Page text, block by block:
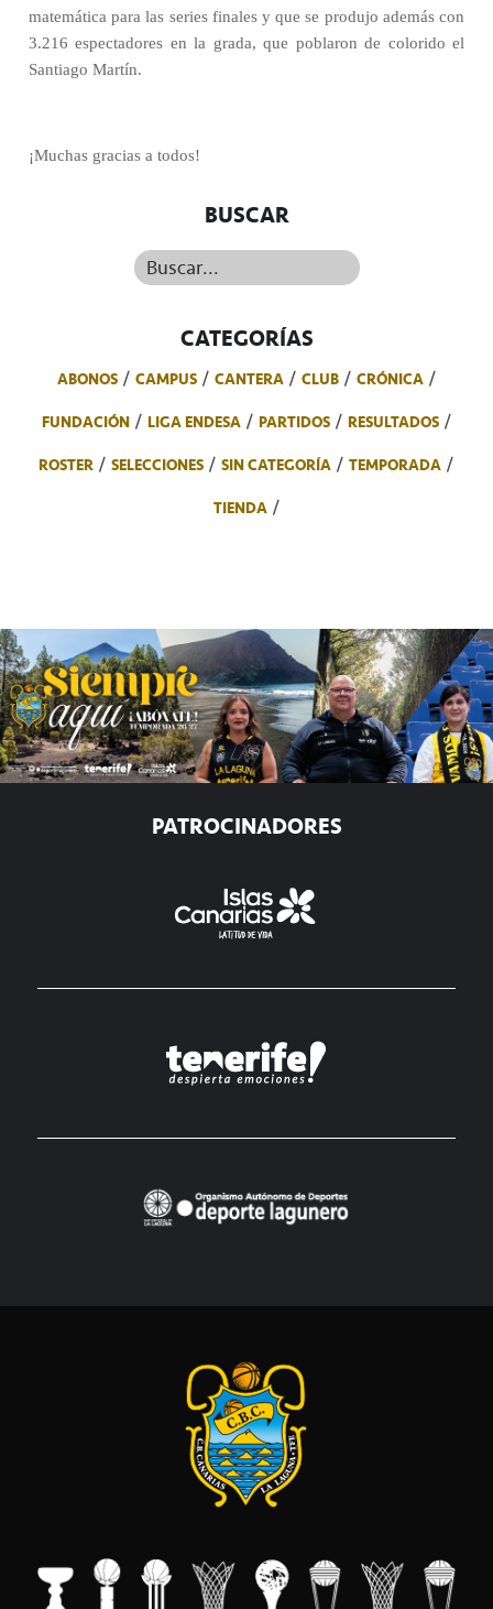
matemática para las series finales y que se produjo además con
3.216 espectadores en la grada, que poblaron de colorido el
Santiago Martín.
¡Muchas gracias a todos!
BUSCAR
Buscar...
CATEGORÍAS
ABONOS CAMPUS CANTERA CLUB
CRÓNICA
FUNDACIÓN
LIGA ENDESA PARTIDOS
RESULTADOS
ROSTER
SELECCIONES SIN CATEGORÍA
TEMPORADA
TIENDA
PATROCINADORES